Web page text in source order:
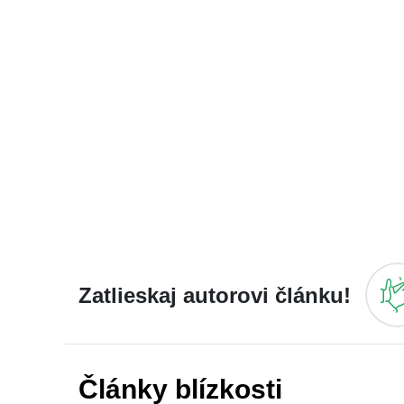
Zatlieskaj autorovi článku!
Články blízkosti